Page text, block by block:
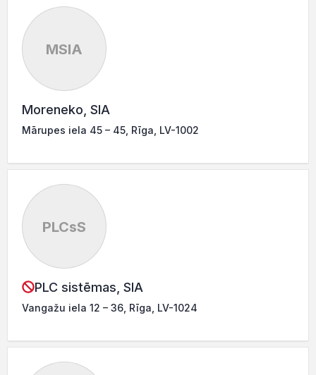
MSIA
Moreneko, SIA
Mārupes iela 45 – 45, Rīga, LV-1002
PLCsS
PLC sistēmas, SIA
Vangažu iela 12 – 36, Rīga, LV-1024